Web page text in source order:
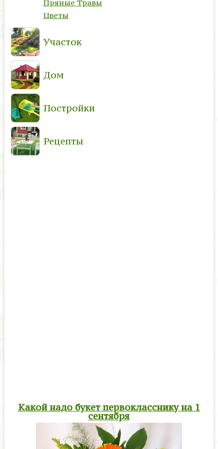
Пряные Травы
Цветы
Участок
Дом
Постройки
Рецепты
Какой надо букет первокласснику на 1
сентября